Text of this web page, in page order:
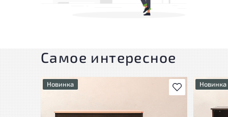
Самое интересное
В избранное
Новинка Новинка